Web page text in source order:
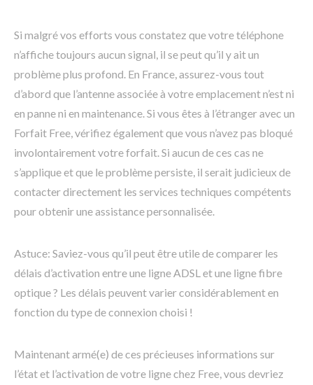
Si malgré vos efforts vous constatez que votre téléphone
n’affiche toujours aucun signal, il se peut qu’il y ait un
problème plus profond. En France, assurez-vous tout
d’abord que l’antenne associée à votre emplacement n’est ni
en panne ni en maintenance. Si vous êtes à l’étranger avec un
Forfait Free, vérifiez également que vous n’avez pas bloqué
involontairement votre forfait. Si aucun de ces cas ne
s’applique et que le problème persiste, il serait judicieux de
contacter directement les services techniques compétents
pour obtenir une assistance personnalisée.
Astuce: Saviez-vous qu’il peut être utile de comparer les
délais d’activation entre une ligne ADSL et une ligne fibre
optique ? Les délais peuvent varier considérablement en
fonction du type de connexion choisi !
Maintenant armé(e) de ces précieuses informations sur
l’état et l’activation de votre ligne chez Free, vous devriez